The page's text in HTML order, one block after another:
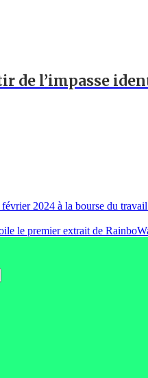
de l’impasse
2024 à la bourse du
le premier extrait de